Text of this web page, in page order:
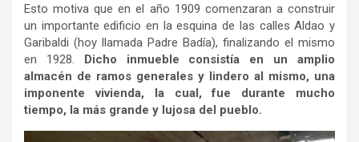
Esto motiva que en el año 1909 comenzaran a construir
un importante edificio en la esquina de las calles Aldao y
Garibaldi (hoy llamada Padre Badía), finalizando el mismo
en 1928. Dicho inmueble consistía en un amplio
almacén de ramos generales y lindero al mismo, una
imponente vivienda, la cual, fue durante mucho
tiempo, la más grande y lujosa del pueblo.